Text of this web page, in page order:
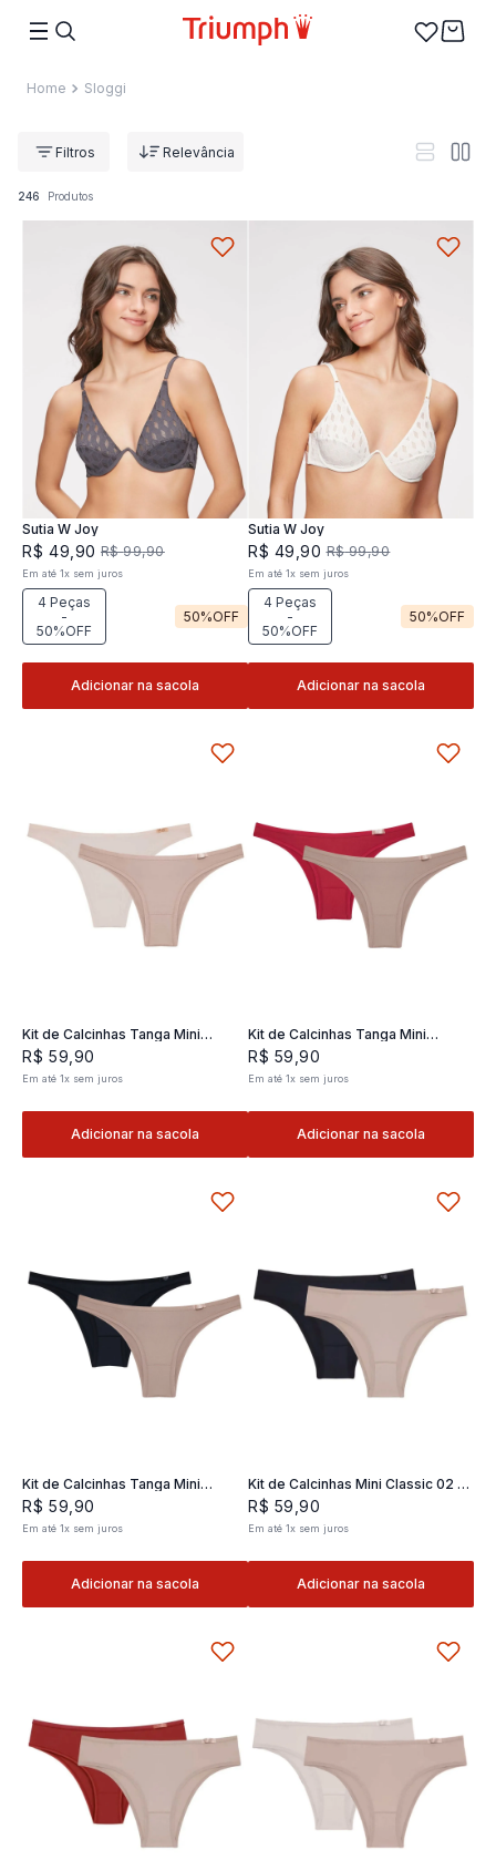
Sloggi
Relevância
246 Produtos
Sutia W Joy
R$ 49 90 R$ 99,90
Em até1x sem juros
4 Peças
-
50%OFF
50%OFF
Adicionar na sacola
Sutia W Joy
R$ 49 ,90 R$ 99,90
Em até 1x sem juros
4 Peças
-
50%OFF
50%OFF
Adicionar na sacola
Kit de Calcinhas Tanga Mini
Classic 02- 2 und
R$ 59 90
Em até1x sem juros
Adicionar na sacola
Kit de Calcinhas Tanga Mini
Classic 02- 2 und
R$ 59 ,90
Em até 1x sem juros
Adicionar na sacola
Kit de Calcinhas Tanga Mini
Classic 02- 2 und
R$ 59 90
Em até1x sem juros
Adicionar na sacola
Kit de Calcinhas Mini Classic 02 -
2 und
R$ 59 ,90
Em até 1x sem juros
Adicionar na sacola